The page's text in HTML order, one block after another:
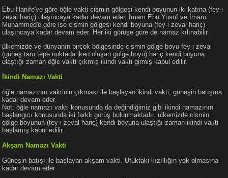
Ebu Hanife'ye göre öğle vakti cismin gölgesi kendi boyunun iki katına (fey-i
zeval hariç) ulaşıncaya kadar devam eder. İmam Ebu Yusuf ve İmam
Muhammed'e göre ise cismin gölgesi kendi boyuna (fey-i zeval hariç)
ulaşıncaya kadar devam eder. Her iki görüşe göre de namaz kılınabilir.
ülkemizde ve dünyanın birçok bölgesinde cismin gölge boyu fey-i zeval
(güneş tam tepe noktada iken oluşan gölge boyu) hariç kendi boyuna
ulaştığı zaman öğle vakti çıkmış ikindi vakti girmiş kabul edilir.
İkindi Namazı Vakti
öğle namazının vaktinin çıkması ile başlayan ikindi vakti, güneşin batışına
kadar devam eder.
Not: öğle namazı vakti konusunda da değindiğimiz gibi ikindi namazının
başlangıcı konusunda iki farklı görüş bulunmaktadır. ülkemizde cismin
gölge boyunun (fey-i zeval hariç) kendi boyuna ulaştığı zaman ikindi vakti
başlamış kabul edilir.
Akşam Namazı Vakti
Güneşin batışı ile başlayan akşam vakti. Ufuktaki kızıllığın yok olmasına
kadar devam eder.